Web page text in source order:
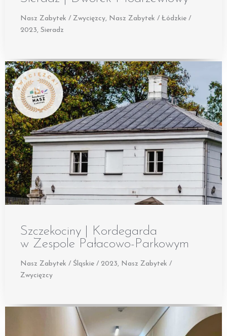
Nasz Zabytek / Zwycięzcy, Nasz Zabytek / Łódzkie /
2023, Sieradz
Szczekociny | Kordegarda
w Zespole Pałacowo-Parkowym
Nasz Zabytek / Śląskie / 2023, Nasz Zabytek /
Zwycięzcy